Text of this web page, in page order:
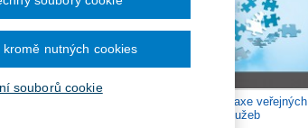
Teorie a praxe veřejných
služeb
souborů cookie
nutných cookies